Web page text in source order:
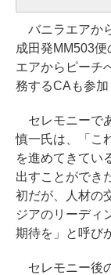
バニラエアか
成田発MM503
エアからピーチ
務するCAも参加
セレモニーで
慎一氏は、「こ
を進めてきてい
出すことができ
初だが、人材の
ジアのリーディ
期待を」と呼び
セレモニー後